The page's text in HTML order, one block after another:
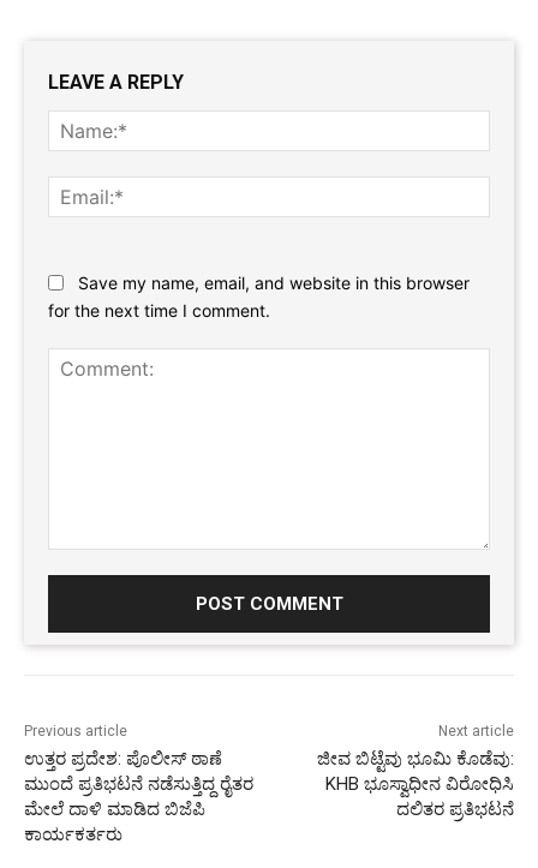
LEAVE A REPLY
Save my name, email, and website in this browser
for the next time I comment.
Previous article
ಉತ್ತರ ಪ್ರದೇಶ: ಪೊಲೀಸ್ ಠಾಣೆ
ಮುಂದೆ ಪ್ರತಿಭಟನೆ ನಡೆಸುತ್ತಿದ್ದ ರೈತರ
ಮೇಲೆ ದಾಳಿ ಮಾಡಿದ ಬಿಜೆಪಿ
ಕಾರ್ಯಕರ್ತರು
Next article
ಜೀವ ಬಿಟ್ಟೆವು ಭೂಮಿ ಕೊಡೆವು:
KHB ಭೂಸ್ವಾಧೀನ ವಿರೋಧಿಸಿ
ದಲಿತರ ಪ್ರತಿಭಟನೆ